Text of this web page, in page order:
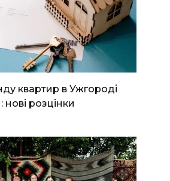
квартир в Ужгороді
нові розцінки